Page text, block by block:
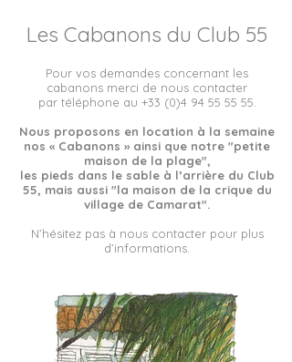
Les Cabanons du Club 55
Pour vos demandes concernant les
cabanons merci de nous contacter
par téléphone au +33 (0)4 94 55 55 55
Nous proposons en location à la semaine
nos « Cabanons » ainsi que notre "petite
maison de la plage",
les pieds dans le sable à l’arrière du Club
55, mais aussi "la maison de la crique du
village de Camarat".
N’hésitez pas à nous contacter pour plus
d’informations.